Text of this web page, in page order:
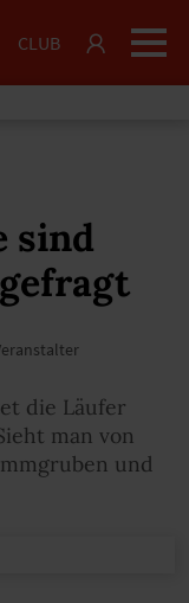
CLUB
sind
die Läufer
man von
und